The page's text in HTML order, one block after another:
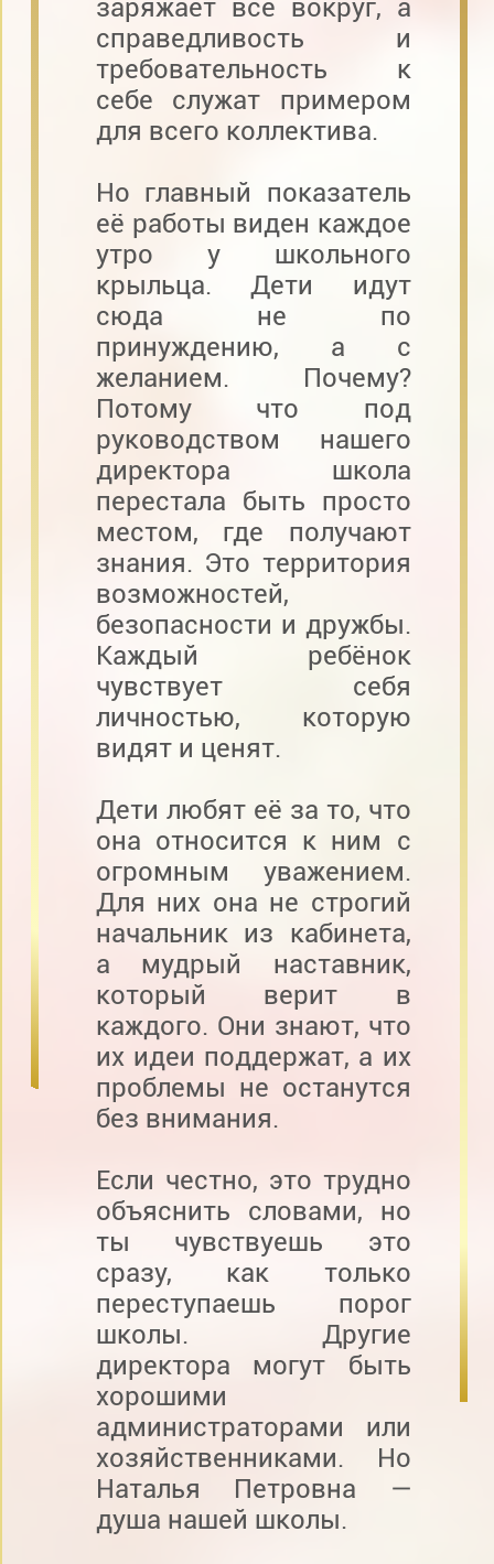
заряжает всё вокруг, а
справедливость и
требовательность к
себе служат примером
для всего коллектива.
Но главный показатель
её работы виден каждое
утро у школьного
крыльца. Дети идут
сюда не по
принуждению, а с
желанием. Почему?
Потому что под
руководством нашего
директора школа
перестала быть просто
местом, где получают
знания. Это территория
возможностей,
безопасности и дружбы.
Каждый ребёнок
чувствует себя
личностью, которую
видят и ценят.
Дети любят её за то, что
она относится к ним с
огромным уважением.
Для них она не строгий
начальник из кабинета,
а мудрый наставник,
который верит в
каждого. Они знают, что
их идеи поддержат, а их
проблемы не останутся
без внимания.
Если честно, это трудно
объяснить словами, но
ты чувствуешь это
сразу, как только
переступаешь порог
школы. Другие
директора могут быть
хорошими
администраторами или
хозяйственниками. Но
Наталья Петровна —
душа нашей школы.